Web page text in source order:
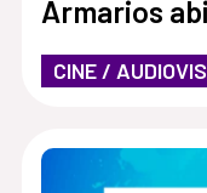
Armarios
CINE /